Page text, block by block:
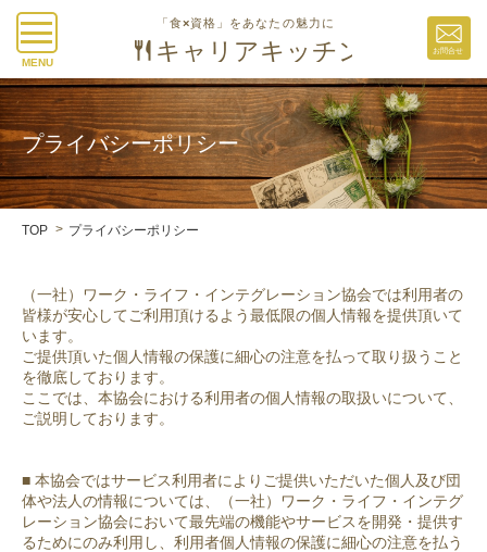
MENU
プライバシーポリシー
TOP プライバシーポリシー
（一社）ワーク・ライフ・インテグレーション協会では利用者の
皆様が安心してご利用頂けるよう最低限の個人情報を提供頂いて
います。
ご提供頂いた個人情報の保護に細心の注意を払って取り扱うこと
を徹底しております。
ここでは、本協会における利用者の個人情報の取扱いについて、
ご説明しております。
■ 本協会ではサービス利用者によりご提供いただいた個人及び団
体や法人の情報については、（一社）ワーク・ライフ・インテグ
レーション協会において最先端の機能やサービスを開発・提供す
るためにのみ利用し、利用者個人情報の保護に細心の注意を払う